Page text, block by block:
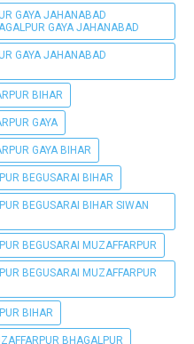
GAYA JAHANABAD
GAYA JAHANABAD
GAYA JAHANABAD
BIHAR
GAYA
GAYA BIHAR
BEGUSARAI BIHAR
BEGUSARAI BIHAR SIWAN
BEGUSARAI MUZAFFARPUR
BEGUSARAI MUZAFFARPUR
BIHAR
BHAGALPUR